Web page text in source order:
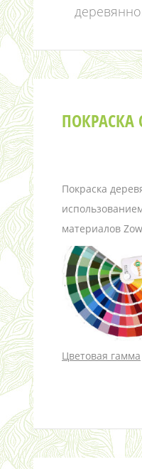
ПОКРАСКА
Покраска
материалов
Цветовая гамма